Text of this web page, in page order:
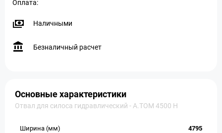
Оплата:
Наличными
Безналичный расчет
Основные характеристики
Отвал для силоса гидравлический - А.ТОМ 4500 H
Ширина (мм) 4795